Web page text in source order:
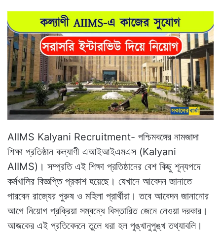
AIIMS Kalyani Recruitment- পশ্চিমবঙ্গের নামজাদা
শিক্ষা প্রতিষ্ঠান কল্যাণী এআইআইএমএস (Kalyani
AIIMS)। সম্প্রতি এই শিক্ষা প্রতিষ্ঠানের বেশ কিছু শূন্যপদে
কর্মখালির বিজ্ঞপ্তি প্রকাশ হয়েছে। যেখানে আবেদন জানাতে
পারবেন রাজ্যের পুরুষ ও মহিলা প্রার্থীরা। তবে আবেদন জানানোর
আগে নিয়োগ প্রক্রিয়া সম্বন্ধে বিস্তারিত জেনে নেওয়া দরকার।
আজকের এই প্রতিবেদনে তুলে ধরা হল পুঙ্খানুপুঙ্খ তথ্যাবলি।